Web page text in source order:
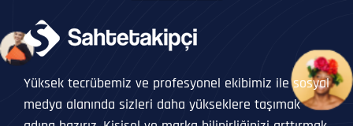
Yüksek tecrübemiz ve profesyonel ekibimiz ile sosyal
medya alanında sizleri daha yükseklere taşımak